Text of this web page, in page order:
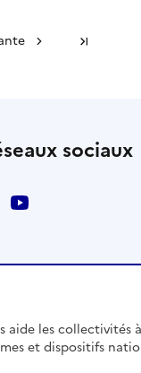
sociaux
Youtube
les collectivités
et dispositifs